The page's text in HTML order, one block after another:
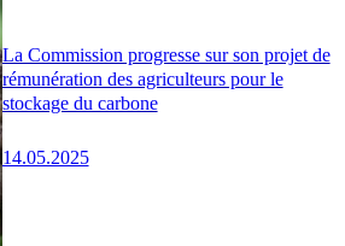
La Commission progresse sur son projet de
rémunération des agriculteurs pour le
stockage du carbone
14.05.2025